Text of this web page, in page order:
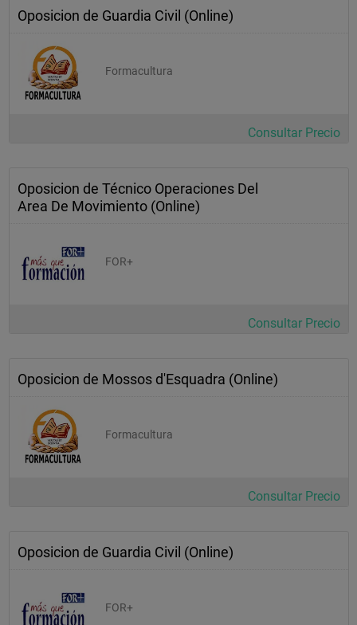
Oposicion de Guardia Civil (Online)
Formacultura
Consultar Precio
Oposicion de Técnico Operaciones Del
Area De Movimiento (Online)
FOR+
Consultar Precio
Oposicion de Mossos d'Esquadra (Online)
Formacultura
Consultar Precio
Oposicion de Guardia Civil (Online)
FOR+